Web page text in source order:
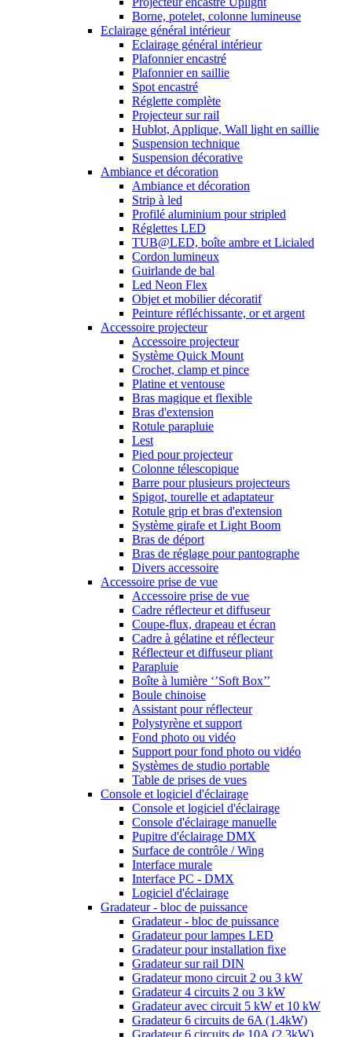
Borne, potelet, colonne lumineuse
Eclairage général intérieur
Eclairage général intérieur
Plafonnier encastré
Plafonnier en saillie
Spot encastré
Réglette complète
Projecteur sur rail
Hublot, Applique, Wall light en saillie
Suspension technique
Suspension décorative
Ambiance et décoration
Ambiance et décoration
Strip à led
Profilé aluminium pour stripled
Réglettes LED
TUB@LED, boîte ambre et Licialed
Cordon lumineux
Guirlande de bal
Led Neon Flex
Objet et mobilier décoratif
Peinture réfléchissante, or et argent
Accessoire projecteur
Accessoire projecteur
Système Quick Mount
Crochet, clamp et pince
Platine et ventouse
Bras magique et flexible
Bras d'extension
Rotule parapluie
Lest
Pied pour projecteur
Colonne télescopique
Barre pour plusieurs projecteurs
Spigot, tourelle et adaptateur
Rotule grip et bras d'extension
Système girafe et Light Boom
Bras de déport
Bras de réglage pour pantographe
Divers accessoire
Accessoire prise de vue
Accessoire prise de vue
Cadre réflecteur et diffuseur
Coupe-flux, drapeau et écran
Cadre à gélatine et réflecteur
Réflecteur et diffuseur pliant
Parapluie
Boîte à lumière ‘’Soft Box’’
Boule chinoise
Assistant pour réflecteur
Polystyrène et support
Fond photo ou vidéo
Support pour fond photo ou vidéo
Systèmes de studio portable
Table de prises de vues
Console et logiciel d'éclairage
Console et logiciel d'éclairage
Console d'éclairage manuelle
Pupitre d'éclairage DMX
Surface de contrôle / Wing
Interface murale
Interface PC - DMX
Logiciel d'éclairage
Gradateur - bloc de puissance
Gradateur - bloc de puissance
Gradateur pour lampes LED
Gradateur pour installation fixe
Gradateur sur rail DIN
Gradateur mono circuit 2 ou 3 kW
Gradateur 4 circuits 2 ou 3 kW
Gradateur avec circuit 5 kW et 10 kW
Gradateur 6 circuits de 6A (1.4kW)
Gradateur 6 circuits de 10A (2.3kW)